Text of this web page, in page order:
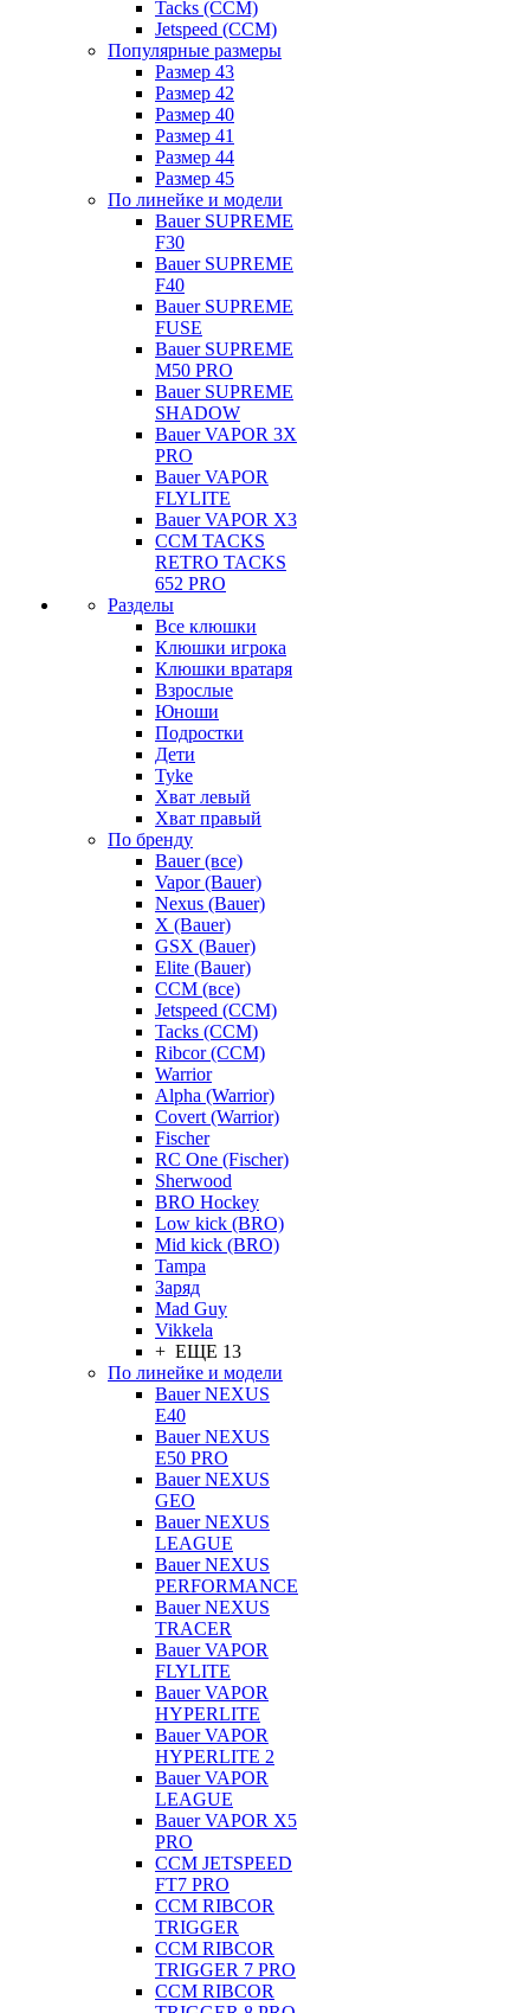
Tacks (CCM)
Jetspeed (CCM)
Популярные размеры
Размер 43
Размер 42
Размер 40
Размер 41
Размер 44
Размер 45
По линейке и модели
Bauer SUPREME
F30
Bauer SUPREME
F40
Bauer SUPREME
FUSE
Bauer SUPREME
M50 PRO
Bauer SUPREME
SHADOW
Bauer VAPOR 3X
PRO
Bauer VAPOR
FLYLITE
Bauer VAPOR X3
CCM TACKS
RETRO TACKS
652 PRO
Разделы
Все клюшки
Клюшки игрока
Клюшки вратаря
Взрослые
Юноши
Подростки
Дети
Tyke
Хват левый
Хват правый
По бренду
Bauer (все)
Vapor (Bauer)
Nexus (Bauer)
X (Bauer)
GSX (Bauer)
Elite (Bauer)
CCM (все)
Jetspeed (CCM)
Tacks (CCM)
Ribcor (CCM)
Warrior
Alpha (Warrior)
Covert (Warrior)
Fischer
RC One (Fischer)
Sherwood
BRO Hockey
Low kick (BRO)
Mid kick (BRO)
Tampa
Заряд
Mad Guy
Vikkela
+ ЕЩЕ 13
По линейке и модели
Bauer NEXUS
E40
Bauer NEXUS
E50 PRO
Bauer NEXUS
GEO
Bauer NEXUS
LEAGUE
Bauer NEXUS
PERFORMANCE
Bauer NEXUS
TRACER
Bauer VAPOR
FLYLITE
Bauer VAPOR
HYPERLITE
Bauer VAPOR
HYPERLITE 2
Bauer VAPOR
LEAGUE
Bauer VAPOR X5
PRO
CCM JETSPEED
FT7 PRO
CCM RIBCOR
TRIGGER
CCM RIBCOR
TRIGGER 7 PRO
CCM RIBCOR